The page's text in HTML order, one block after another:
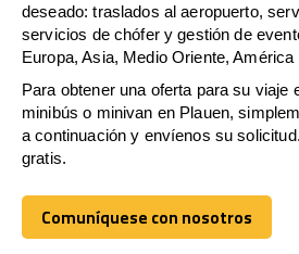
deseado: traslados al aeropuerto,
servicios de chófer y gestión de
Europa, Asia, Medio Oriente, América
Para obtener una oferta para su viaje
minibús o minivan en Plauen,
a continuación y envíenos su
gratis.
Comuníquese con nosotros
Comuníquese con nosotros